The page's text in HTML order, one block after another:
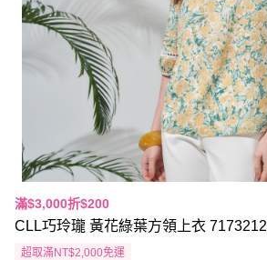
滿$3,000折$200
CLL巧玲瓏 黃花綠葉方領上衣 7173212
超取滿NT$2,000免運